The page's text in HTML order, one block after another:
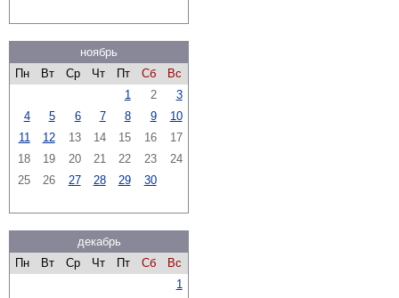
ноябрь
Пн
Вт Ср Чт Пт Сб
Вс
1
2
3
4
5 6 7 8 9
10
11
12 13 14 15 16
17
18
19 20 21 22 23
24
25
26 27 28 29 30
декабрь
Пн
Вт Ср Чт Пт Сб
Вс
1